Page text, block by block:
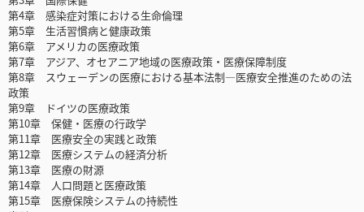
第4章 感染症対策における生命倫理
第5章 生活習慣病と健康政策
第6章 アメリカの医療政策
第7章 アジア、オセアニア地域の医療政策・医療保障制度
第8章 スウェーデンの医療における基本法制―医療安全推進のための法
政策
第9章 ドイツの医療政策
第10章 保健・医療の行政学
第11章 医療安全の実践と政策
第12章 医療システムの経済分析
第13章 医療の財源
第14章 人口問題と医療政策
第15章 医療保険システムの持続性